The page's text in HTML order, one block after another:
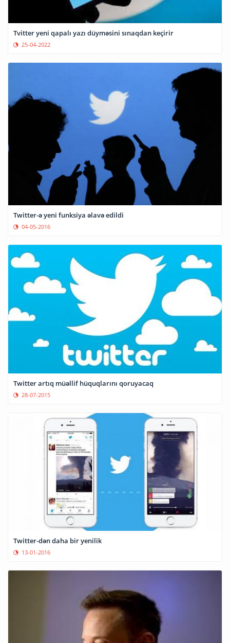
Tvitter yeni qapalı yazı düyməsini sınaqdan keçirir
25-04-2022
Twitter-ə yeni funksiya əlavə edildi
04-05-2016
Twitter artıq müəllif hüquqlarını qoruyacaq
28-07-2015
Twitter-dən daha bir yenilik
13-01-2016